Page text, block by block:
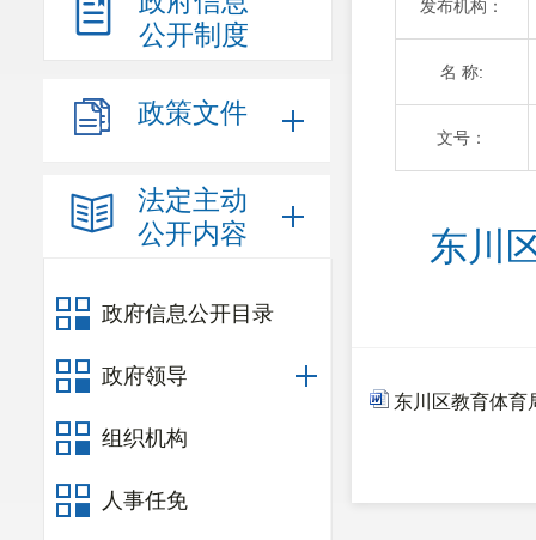
公开制度
政策文件
法定主动
公开内容
政府信息公开目录
政府领导
组织机构
人事任免
发布机构：
名 称:
文号：
东川
东川区教育体育